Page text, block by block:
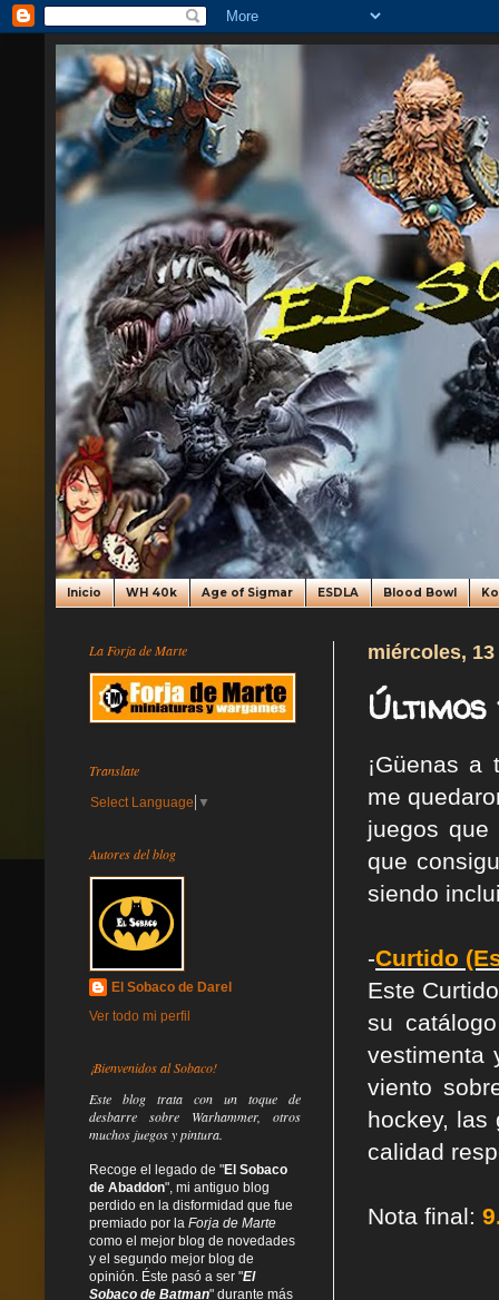
Inicio WH 40k Age of Sigmar ESDLA Blood Bowl
miércoles,
¡Güenas a
me
juegos que
que
siendo
-Curtido
Este
su
vestimenta
viento
hockey, las
calidad
Nota final:
La Forja de Marte
Translate
Select Language ▼
Autores del blog
El Sobaco de Darel
Ver todo mi perfil
¡Bienvenidos al Sobaco!
Este blog trata con un toque de
desbarre sobre Warhammer, otros
muchos juegos y pintura.
Recoge el legado de "El Sobaco
de Abaddon", mi antiguo blog
perdido en la disformidad que fue
premiado por la Forja de Marte
como el mejor blog de novedades
y el segundo mejor blog de
opinión. Éste pasó a ser "El
Sobaco de Batman" durante más